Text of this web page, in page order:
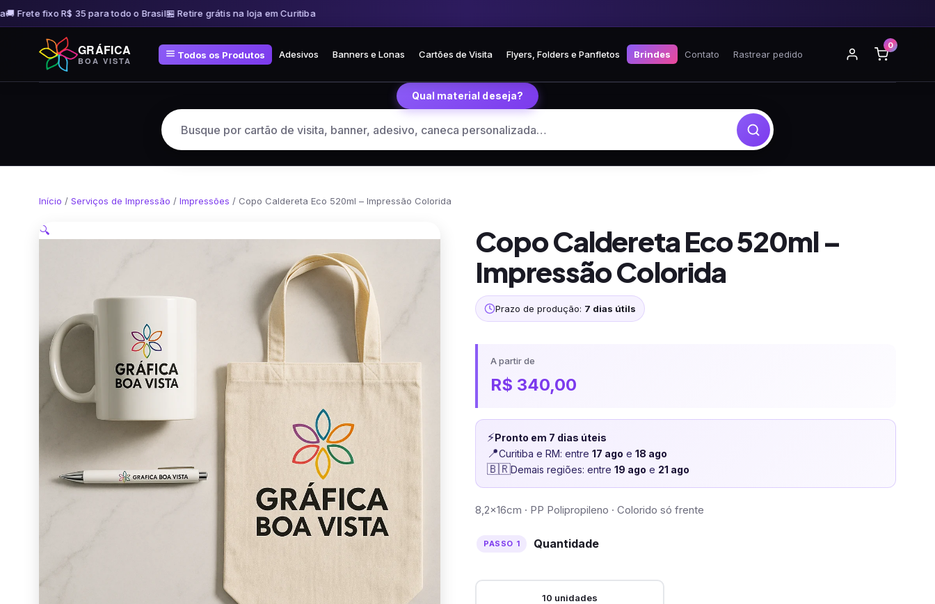
Frete fixo R$ 35 para todo o Brasil🏪 Retire grátis na loja em Curitiba🚚 Frete fixo R$ 35 para todo o Brasil
conteúdo
GRÁFICA
BOA VISTA
Todos os Produtos Adesivos Banners e Lonas Cartões de Visita Flyers, Folders e Panfletos Brindes Contato Rastrear pedido
0
Qual material deseja?
Início / Serviços de Impressão / Impressões / Copo Caldereta Eco 520ml – Impressão Colorida
🔍
Copo Caldereta Eco 520ml –
Impressão Colorida
Prazo de produção: 7 dias útils
A partir de
R$ 340,00
⚡Pronto em 7 dias úteis
📍Curitiba e RM: entre17 ago e18 ago
🇧🇷Demais regiões: entre19 ago e 21 ago
8,2x16cm · PP Polipropileno · Colorido só frente
Quantidade
10 unidades